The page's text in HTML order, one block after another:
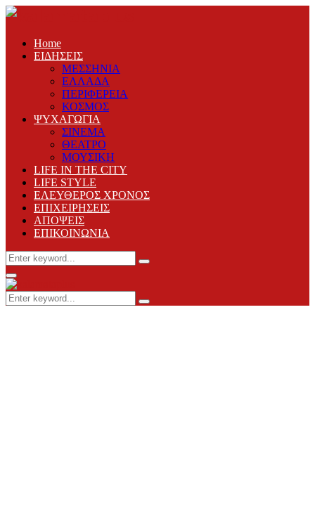
Home
ΕΙΔΗΣΕΙΣ
ΜΕΣΣΗΝΙΑ
ΕΛΛΑΔΑ
ΠΕΡΙΦΕΡΕΙΑ
ΚΟΣΜΟΣ
ΨΥΧΑΓΩΓΙΑ
ΣΙΝΕΜΑ
ΘΕΑΤΡΟ
ΜΟΥΣΙΚΗ
LIFE IN THE CITY
LIFE STYLE
ΕΛΕΥΘΕΡΟΣ ΧΡΟΝΟΣ
ΕΠΙΧΕΙΡΗΣΕΙΣ
ΑΠΟΨΕΙΣ
ΕΠΙΚΟΙΝΩΝΙΑ
Search
for:
Search
Primary
Menu
Search
for:
Search